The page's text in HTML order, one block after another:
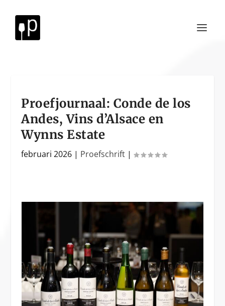
Proefjournaal: Conde de los
Andes, Vins d’Alsace en
Wynns Estate
februari 2026 | Proefschrift |